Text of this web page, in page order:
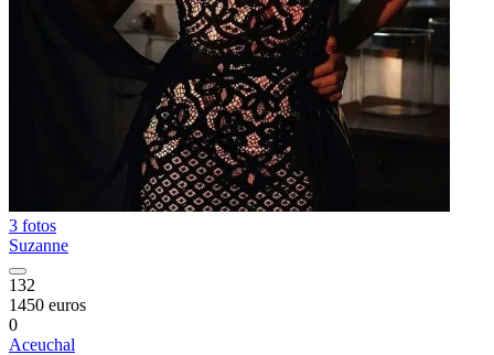
3 fotos
Suzanne
132
1450 euros
0
Aceuchal